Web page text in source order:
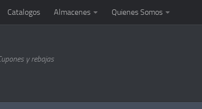
Catalogos Almacenes Quienes Somos
y rebajas